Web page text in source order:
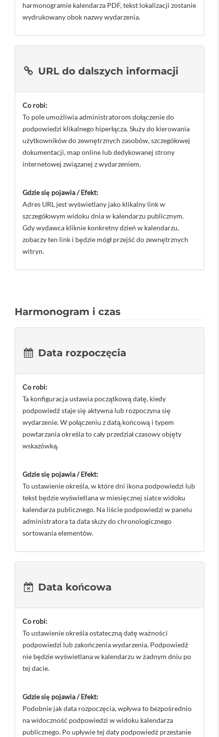
harmonogramie kalendarza PDF, tekst lokalizacji zostanie
wydrukowany obok nazwy wydarzenia.
URL do dalszych informacji
Co robi:
To pole umożliwia administratorom dołączenie do
podpowiedzi klikalnego hiperłącza. Służy do kierowania
użytkowników do zewnętrznych zasobów, szczegółowej
dokumentacji, map online lub dedykowanej strony
internetowej związanej z wydarzeniem.
Gdzie się pojawia / Efekt:
Adres URL jest wyświetlany jako klikalny link w
szczegółowym widoku dnia w kalendarzu publicznym.
Gdy wydawca kliknie konkretny dzień w kalendarzu,
zobaczy ten link i będzie mógł przejść do zewnętrznych
witryn.
Harmonogram i czas
Data rozpoczęcia
Co robi:
Ta konfiguracja ustawia początkową datę, kiedy
podpowiedź staje się aktywna lub rozpoczyna się
wydarzenie. W połączeniu z datą końcową i typem
powtarzania określa to cały przedział czasowy objęty
wskazówką.
Gdzie się pojawia / Efekt:
To ustawienie określa, w które dni ikona podpowiedzi lub
tekst będzie wyświetlana w miesięcznej siatce widoku
kalendarza publicznego. Na liście podpowiedzi w panelu
administratora ta data służy do chronologicznego
sortowania elementów.
Data końcowa
Co robi:
To ustawienie określa ostateczną datę ważności
podpowiedzi lub zakończenia wydarzenia. Podpowiedź
nie będzie wyświetlana w kalendarzu w żadnym dniu po
tej dacie.
Gdzie się pojawia / Efekt:
Podobnie jak data rozpoczęcia, wpływa to bezpośrednio
na widoczność podpowiedzi w widoku kalendarza
publicznego. Po upływie tej daty podpowiedź przestanie